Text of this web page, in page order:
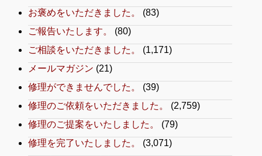
お褒めをいただきました。
(83)
ご報告いたします。
(80)
ご相談をいただきました。
(1,171)
メールマガジン (21)
修理ができませんでした。
(39)
修理のご依頼をいただきました。
(2,759)
修理のご提案をいたしました。
(79)
修理を完了いたしました。
(3,071)